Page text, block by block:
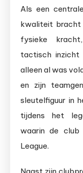
Als een
kwaliteit bracht
fysieke
tactisch inzicht
alleen al was
en zijn
sleutelfiguur in
tijdens het
waarin de club
League.